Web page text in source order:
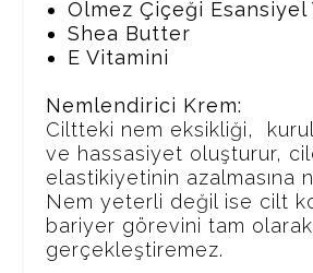
Ölmez Çiçeği Esansiyel
Shea Butter
E Vitamini
Nemlendirici Krem:
Ciltteki nem eksikliği,
ve hassasiyet oluşturur,
elastikiyetinin azalmasına
Nem yeterli değil ise cilt
bariyer görevini tam olarak
gerçekleştiremez.